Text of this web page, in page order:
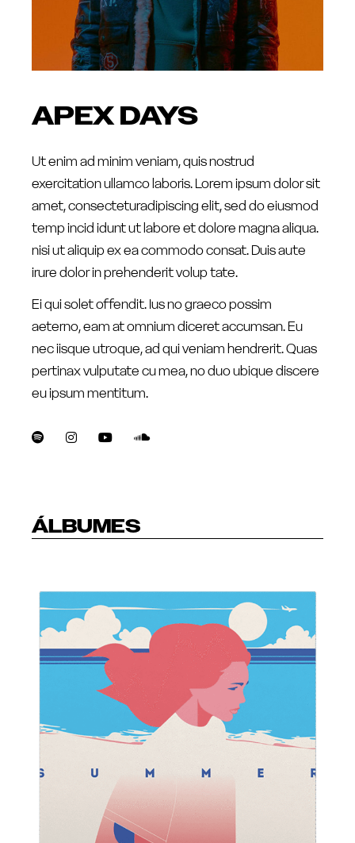
APEX DAYS
Ut enim ad minim veniam, quis nostrud
exercitation ullamco laboris. Lorem ipsum dolor sit
amet, consecteturadipiscing elit, sed do eiusmod
temp incid idunt ut labore et dolore magna aliqua.
nisi ut aliquip ex ea commodo consat. Duis aute
irure dolor in prehenderit volup tate.
Ei qui solet offendit. Ius no graeco possim
aeterno, eam at omnium diceret accumsan. Eu
nec iisque utroque, ad qui veniam hendrerit. Quas
pertinax vulputate cu mea, no duo ubique discere
eu ipsum mentitum.
ÁLBUMES